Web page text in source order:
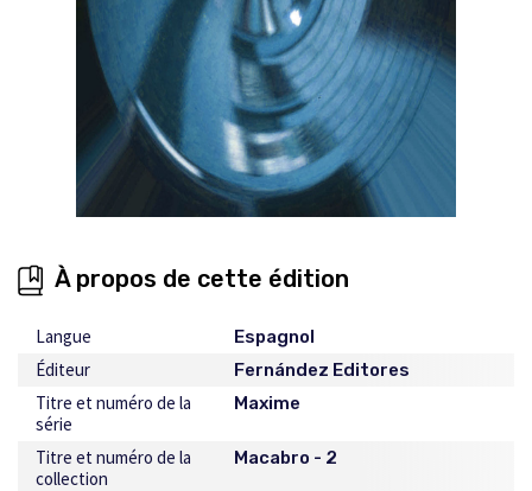
À propos de cette édition
Langue Espagnol
Éditeur Fernández Editores
Titre et numéro de la
série
Maxime
Titre et numéro de la
collection
Macabro - 2